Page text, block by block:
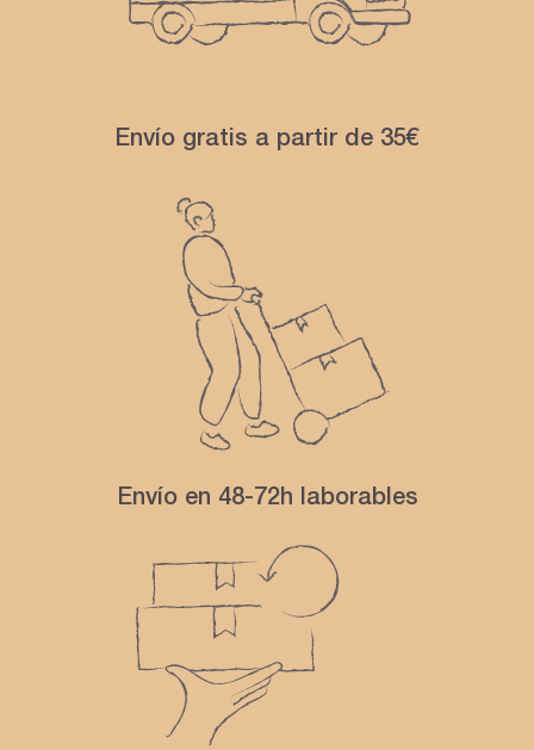
Envío gratis a partir de 35€
Envío en 48-72h laborables